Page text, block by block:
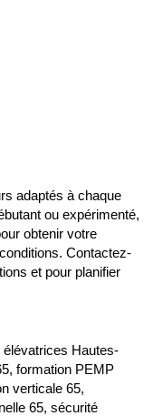
adaptés à chaque
ou expérimenté,
obtenir votre
Contactez-
et pour planifier
Hautes-
formation PEMP
verticale 65,
65, sécurité